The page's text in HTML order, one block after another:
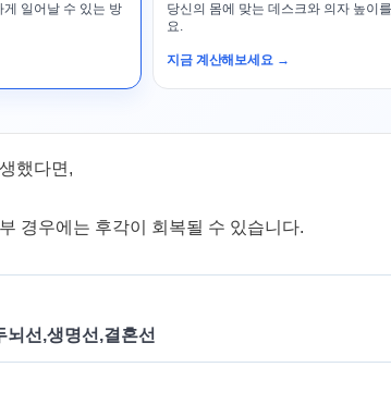
일어날 수 있는 방
당신의 몸에 맞는 데스크와 의자 높이
요.
지금 계산해보세요 →
했다면,
경우에는 후각이 회복될 수 있습니다.
선,생명선,결혼선